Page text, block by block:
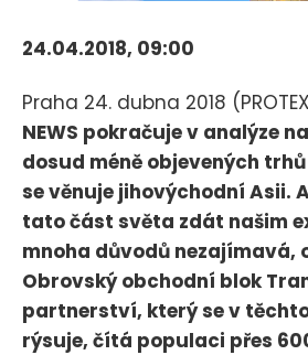
24.04.2018, 09:00
Praha 24. dubna 2018
NEWS pokračuje v analýze
dosud méně objevených
se věnuje jihovýchodní Asii.
tato část světa zdát našim
mnoha důvodů nezajímavá,
Obrovský obchodní blok
partnerství, který se v
rýsuje, čítá populaci přes